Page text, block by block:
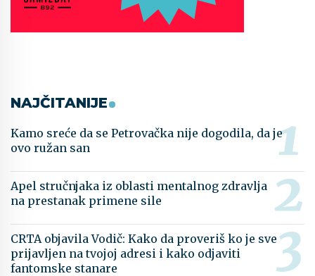
NAJČITANIJE
Kamo sreće da se Petrovačka nije dogodila, da je
ovo ružan san
Apel stručnjaka iz oblasti mentalnog zdravlja
na prestanak primene sile
CRTA objavila Vodič: Kako da proveriš ko je sve
prijavljen na tvojoj adresi i kako odjaviti
fantomske stanare